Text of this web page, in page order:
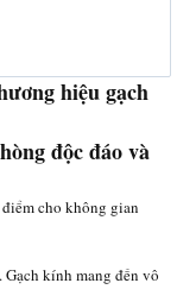
hiệu gạch
độc đáo và
cho không gian
kính mang đến vô